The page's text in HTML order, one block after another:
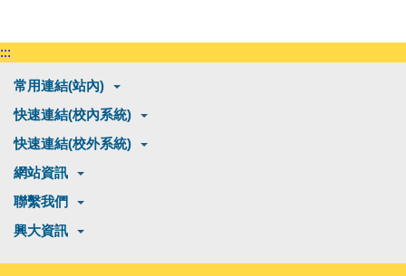
:::
常用連結(站內)
快速連結(校內系統)
快速連結(校外系統)
網站資訊
聯繫我們
興大資訊